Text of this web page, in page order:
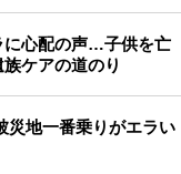
に心配の声…子供を亡
ケアの道のり
災地一番乗りがエラい